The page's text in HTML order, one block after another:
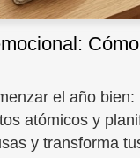
el año bien:
atómicos y
y transforma